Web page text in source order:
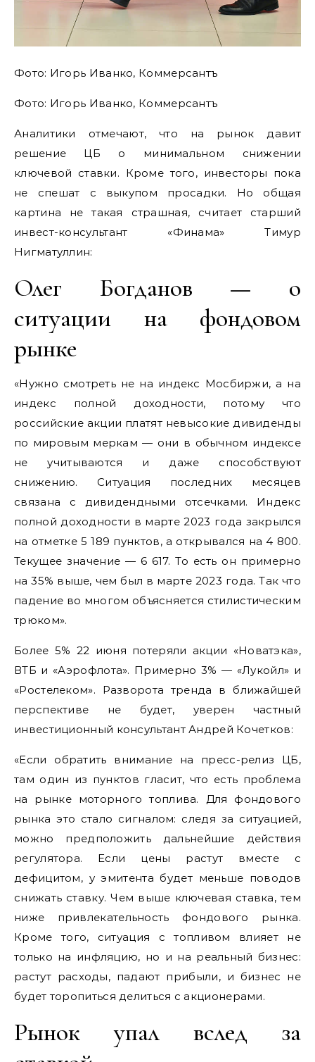
Фото: Игорь Иванко, Коммерсантъ
Фото: Игорь Иванко, Коммерсантъ
Аналитики отмечают, что на рынок давит
решение ЦБ о минимальном снижении
ключевой ставки. Кроме того, инвесторы пока
не спешат с выкупом просадки. Но общая
картина не такая страшная, считает старший
инвест-консультант «Финама» Тимур
Нигматуллин:
Олег Богданов — о
ситуации на фондовом
рынке
«Нужно смотреть не на индекс Мосбиржи, а на
индекс полной доходности, потому что
российские акции платят невысокие дивиденды
по мировым меркам — они в обычном индексе
не учитываются и даже способствуют
снижению. Ситуация последних месяцев
связана с дивидендными отсечками. Индекс
полной доходности в марте 2023 года закрылся
на отметке 5 189 пунктов, а открывался на 4 800.
Текущее значение — 6 617. То есть он примерно
на 35% выше, чем был в марте 2023 года. Так что
падение во многом объясняется стилистическим
трюком».
Более 5% 22 июня потеряли акции «Новатэка»,
ВТБ и «Аэрофлота». Примерно 3% — «Лукойл» и
«Ростелеком». Разворота тренда в ближайшей
перспективе не будет, уверен частный
инвестиционный консультант Андрей Кочетков:
«Если обратить внимание на пресс-релиз ЦБ,
там один из пунктов гласит, что есть проблема
на рынке моторного топлива. Для фондового
рынка это стало сигналом: следя за ситуацией,
можно предположить дальнейшие действия
регулятора. Если цены растут вместе с
дефицитом, у эмитента будет меньше поводов
снижать ставку. Чем выше ключевая ставка, тем
ниже привлекательность фондового рынка.
Кроме того, ситуация с топливом влияет не
только на инфляцию, но и на реальный бизнес:
растут расходы, падают прибыли, и бизнес не
будет торопиться делиться с акционерами.
Рынок упал вслед за